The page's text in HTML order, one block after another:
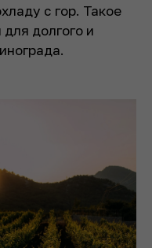
с гор. Такое
долгого и